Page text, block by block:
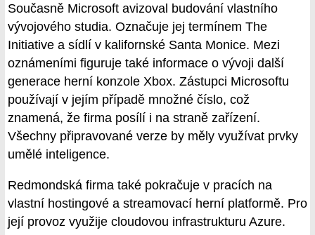
Současně Microsoft avizoval budování vlastního
vývojového studia. Označuje jej termínem The
Initiative a sídlí v kalifornské Santa Monice. Mezi
oznámeními figuruje také informace o vývoji další
generace herní konzole Xbox. Zástupci Microsoftu
používají v jejím případě množné číslo, což
znamená, že firma posílí i na straně zařízení.
Všechny připravované verze by měly využívat prvky
umělé inteligence.
Redmondská firma také pokračuje v pracích na
vlastní hostingové a streamovací herní platformě. Pro
její provoz využije cloudovou infrastrukturu Azure.